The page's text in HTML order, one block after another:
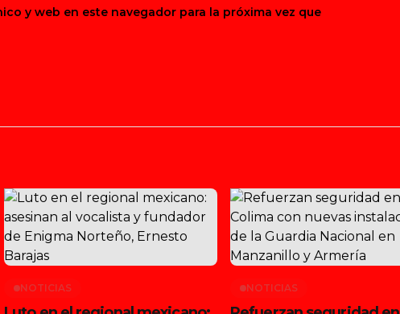
y web en este navegador para la próxima vez que
NOTICIAS NOTICIAS